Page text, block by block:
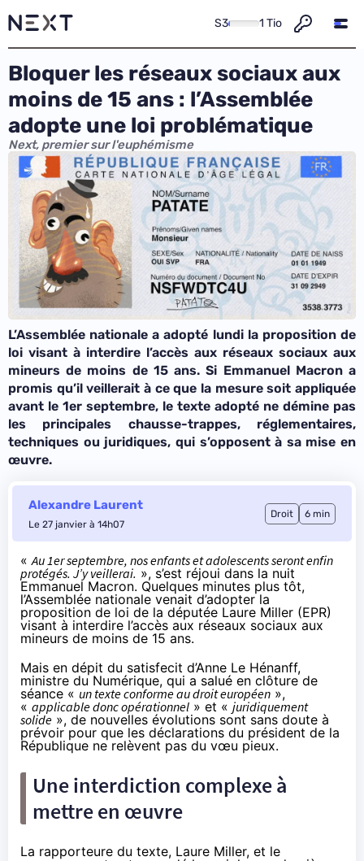
S3 1 Tio
Bloquer les réseaux sociaux aux
moins de 15 ans : l’Assemblée
adopte une loi problématique
Next, premier sur l'euphémisme
L’Assemblée nationale a adopté lundi la proposition de
loi visant à interdire l’accès aux réseaux sociaux aux
mineurs de moins de 15 ans. Si Emmanuel Macron a
promis qu’il veillerait à ce que la mesure soit appliquée
avant le 1er septembre, le texte adopté ne démine pas
les principales chausse-trappes, réglementaires,
techniques ou juridiques, qui s’opposent à sa mise en
œuvre.
Alexandre Laurent
Le 27 janvier à 14h07
Droit 6 min
«Au 1er septembre, nos enfants et adolescents seront enfin
protégés. J’y veillerai. », s’est réjoui dans la nuit
Emmanuel Macron. Quelques minutes plus tôt,
l’Assemblée nationale venait d’adopter la
proposition de loi de la députée Laure Miller (EPR)
visant à interdire l’accès aux réseaux sociaux aux
mineurs de moins de 15 ans.
Mais en dépit du satisfecit d’Anne Le Hénanff,
ministre du Numérique, qui a salué en clôture de
séance « un texte conforme au droit européen »,
« applicable donc opérationnel » et « juridiquement
solide », de nouvelles évolutions sont sans doute à
prévoir pour que les déclarations du président de la
République ne relèvent pas du vœu pieux.
Une interdiction complexe à
mettre en œuvre
La rapporteure du texte, Laure Miller, et le